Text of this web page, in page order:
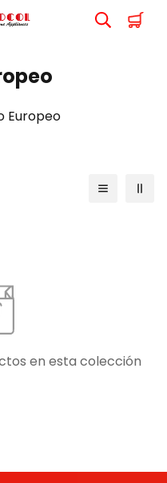
Europeo
en esta colección